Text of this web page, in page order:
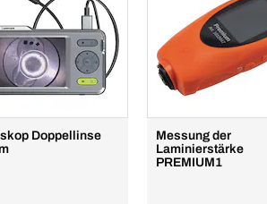
Doppellinse
Messung der
Laminierstärke
PREMIUM1